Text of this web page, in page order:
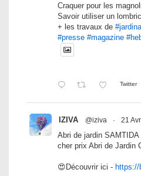
Craquer pour les
Savoir utiliser un
+ les travaux de
#presse #magazine
Twitter
IZIVA @iziva · 21
Abri de jardin
cher prix Abri de Jardin
😍Découvrir ici -